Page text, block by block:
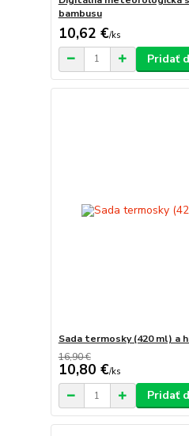
bambusu
10,62 €/ks
Pridať
Sada termosky (420 ml) a
16,90 €
10,80 €/ks
Pridať